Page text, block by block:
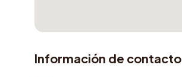
Información de contacto